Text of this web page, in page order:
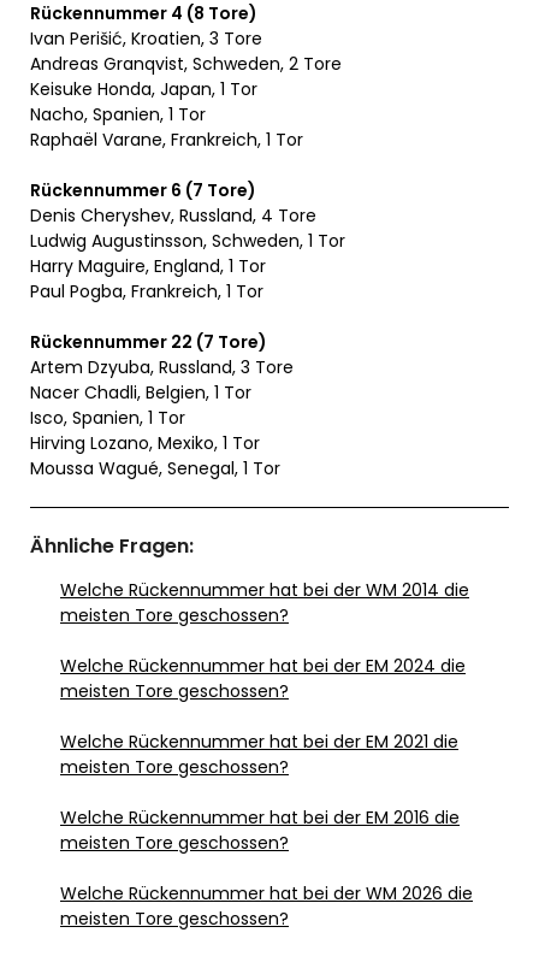
Rückennummer 4 (8 Tore)
Ivan Perišić, Kroatien, 3 Tore
Andreas Granqvist, Schweden, 2 Tore
Keisuke Honda, Japan, 1 Tor
Nacho, Spanien, 1 Tor
Raphaël Varane, Frankreich, 1 Tor
Rückennummer 6 (7 Tore)
Denis Cheryshev, Russland, 4 Tore
Ludwig Augustinsson, Schweden, 1 Tor
Harry Maguire, England, 1 Tor
Paul Pogba, Frankreich, 1 Tor
Rückennummer 22 (7 Tore)
Artem Dzyuba, Russland, 3 Tore
Nacer Chadli, Belgien, 1 Tor
Isco, Spanien, 1 Tor
Hirving Lozano, Mexiko, 1 Tor
Moussa Wagué, Senegal, 1 Tor
Ähnliche Fragen:
Welche Rückennummer hat bei der WM 2014 die
meisten Tore geschossen?
Welche Rückennummer hat bei der EM 2024 die
meisten Tore geschossen?
Welche Rückennummer hat bei der EM 2021 die
meisten Tore geschossen?
Welche Rückennummer hat bei der EM 2016 die
meisten Tore geschossen?
Welche Rückennummer hat bei der WM 2026 die
meisten Tore geschossen?